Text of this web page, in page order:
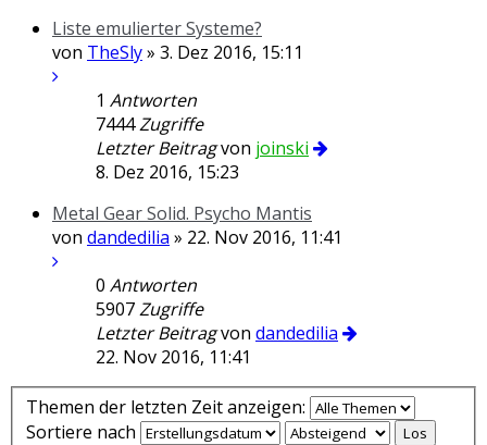
Liste emulierter Systeme?
von TheSly» 3. Dez 2016, 15:11
1 Antworten
7444Zugriffe
Letzter Beitragvon joinski
8. Dez 2016, 15:23
Metal Gear Solid. Psycho Mantis
von dandedilia » 22. Nov 2016, 11:41
0 Antworten
5907Zugriffe
Letzter Beitragvon dandedilia
22. Nov 2016, 11:41
Themen der letzten Zeit anzeigen:
Sortiere nach